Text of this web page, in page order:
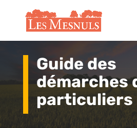
Guide des
démarches
particuliers